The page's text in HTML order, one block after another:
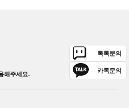
해주세요.
톡톡문의
카톡문의